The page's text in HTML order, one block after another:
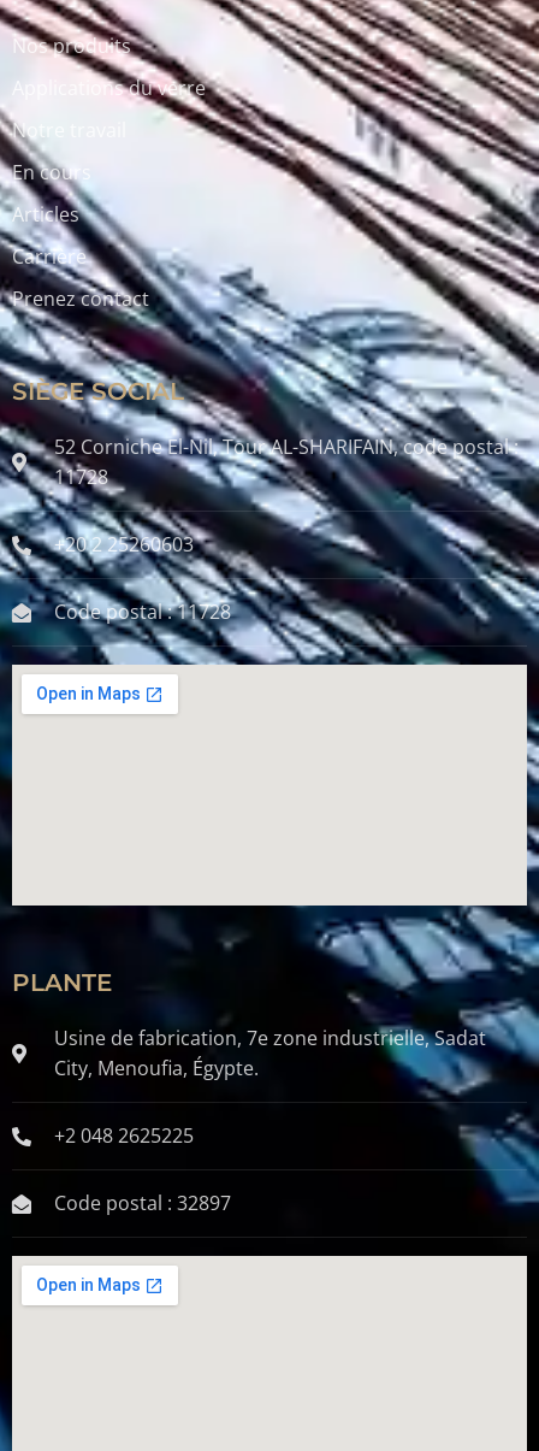
Nos produits
Applications du verre
Notre travail
En cours
Articles
Carrière
Prenez contact
SIÈGE SOCIAL
52 Corniche El-Nil, Tour AL-SHARIFAIN, code postal :
11728
+20 2 25260603
Code postal : 11728
PLANTE
Usine de fabrication, 7e zone industrielle, Sadat
City, Menoufia, Égypte.
+2 048 2625225
Code postal : 32897